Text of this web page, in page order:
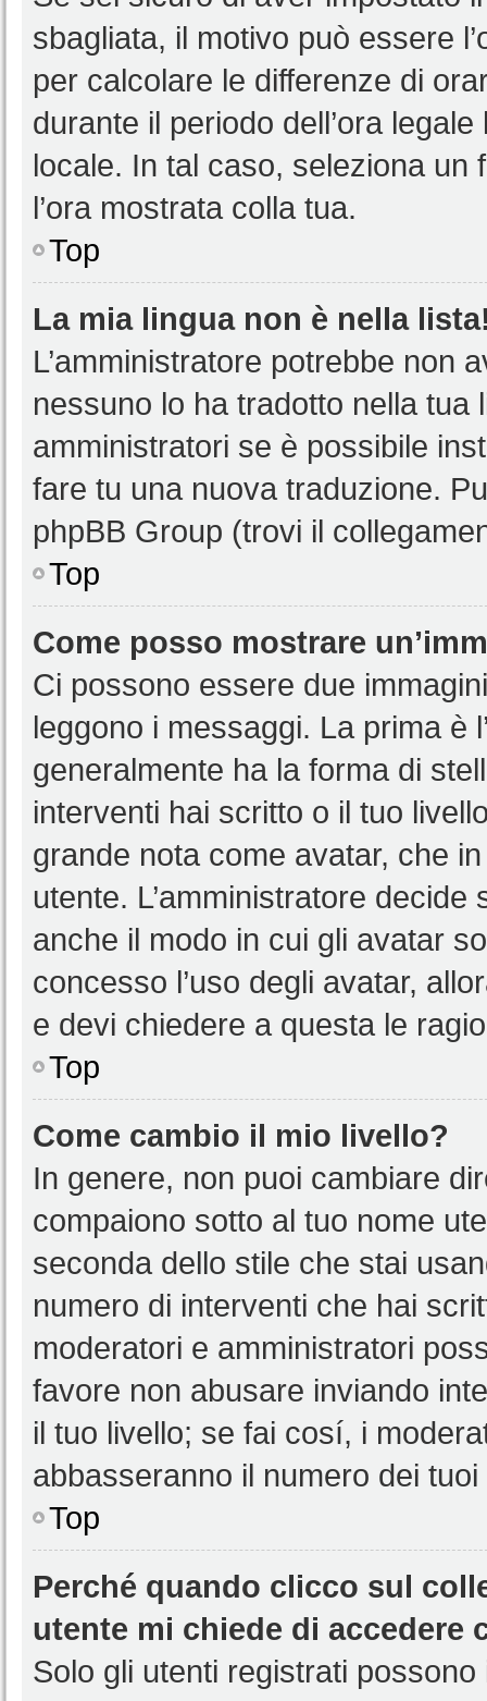
sbagliata, il motivo può essere
per calcolare le differenze di
durante il periodo dell’ora
locale. In tal caso, seleziona
l’ora mostrata colla tua.
Top
La mia lingua non è nella
L’amministratore potrebbe non
nessuno lo ha tradotto nella tua
amministratori se è possibile
fare tu una nuova traduzione.
phpBB Group (trovi il
Top
Come posso mostrare
Ci possono essere due
leggono i messaggi. La prima è
generalmente ha la forma di
interventi hai scritto o il tuo
grande nota come avatar, che
utente. L’amministratore
anche il modo in cui gli avatar
concesso l’uso degli avatar,
e devi chiedere a questa le
Top
Come cambio il mio livello?
In genere, non puoi cambiare
compaiono sotto al tuo nome
seconda dello stile che stai
numero di interventi che hai
moderatori e amministratori
favore non abusare inviando
il tuo livello; se fai cosí, i
abbasseranno il numero dei
Top
Perché quando clicco sul
utente mi chiede di accedere
Solo gli utenti registrati